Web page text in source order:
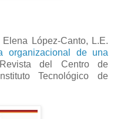
López-Canto, L.E.
organizacional de una
del Centro de
Tecnológico de